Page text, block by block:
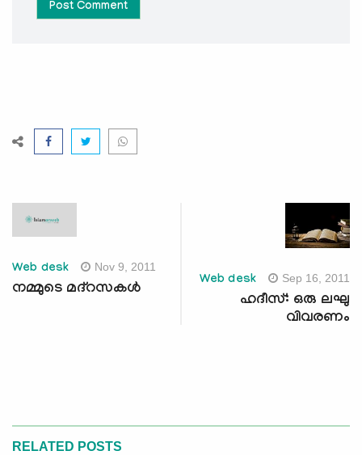
Post Comment
Web desk Nov 9, 2011
നമ്മുടെ മദ്‌റസകള്‍
Web desk Sep 16, 2011
ഹദീസ്: ഒരു ലഘു
വിവരണം
RELATED POSTS